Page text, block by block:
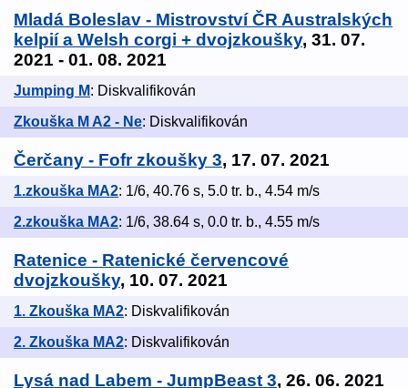
Mladá Boleslav - Mistrovství ČR Australských
kelpií a Welsh corgi + dvojzkoušky, 31. 07.
2021 - 01. 08. 2021
Jumping M: Diskvalifikován
Zkouška M A2 - Ne: Diskvalifikován
Čerčany - Fofr zkoušky 3, 17. 07. 2021
1.zkouška MA2: 1/6, 40.76 s, 5.0 tr. b., 4.54 m/s
2.zkouška MA2: 1/6, 38.64 s, 0.0 tr. b., 4.55 m/s
Ratenice - Ratenické červencové
dvojzkoušky, 10. 07. 2021
1. Zkouška MA2: Diskvalifikován
2. Zkouška MA2: Diskvalifikován
Lysá nad Labem - JumpBeast 3, 26. 06. 2021